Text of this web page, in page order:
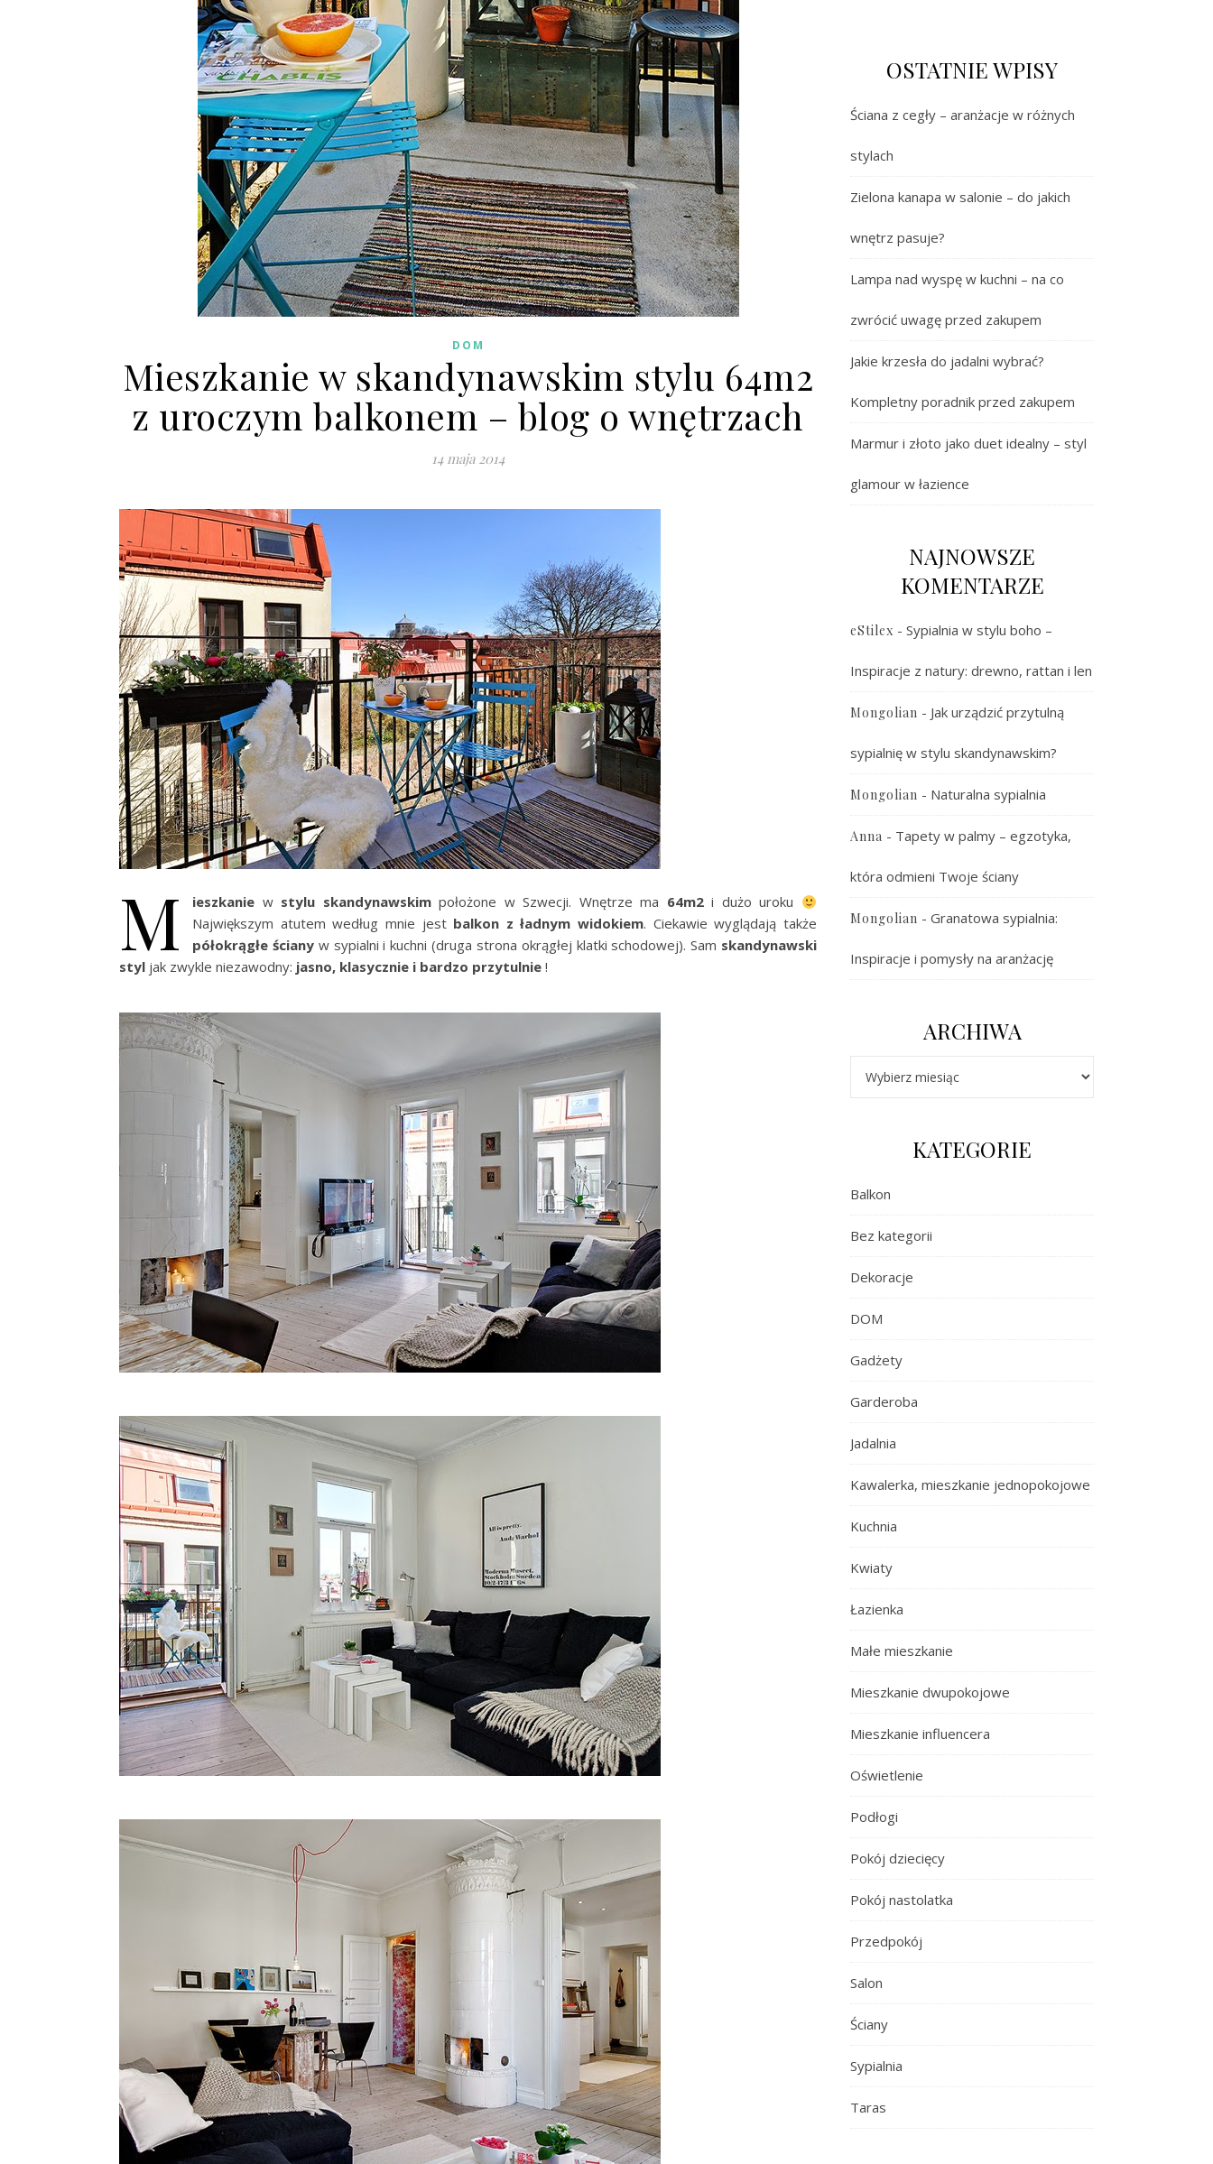
DOM
Mieszkanie w skandynawskim stylu 64m2
z uroczym balkonem – blog o wnętrzach
14 maja 2014
M ieszkanie w stylu skandynawskimpołożone w Szwecji. Wnętrze ma 64m2i dużo uroku
Największym atutem według mnie jest balkon z ładnym widokiem. Ciekawie wyglądają także
półokrągłe ścianyw sypialni i kuchni (druga strona okrągłej klatki schodowej). Sam skandynawski
styl jak zwykle niezawodny: jasno, klasycznie i bardzo przytulnie !
OSTATNIE WPISY
Ściana z cegły – aranżacje w różnych
stylach
Zielona kanapa w salonie – do jakich
wnętrz pasuje?
Lampa nad wyspę w kuchni – na co
zwrócić uwagę przed zakupem
Jakie krzesła do jadalni wybrać?
Kompletny poradnik przed zakupem
Marmur i złoto jako duet idealny – styl
glamour w łazience
NAJNOWSZE
KOMENTARZE
eStilex - Sypialnia w stylu boho –
Inspiracje z natury: drewno, rattan i len
Mongolian - Jak urządzić przytulną
sypialnię w stylu skandynawskim?
Mongolian - Naturalna sypialnia
Anna - Tapety w palmy – egzotyka,
która odmieni Twoje ściany
Mongolian - Granatowa sypialnia:
Inspiracje i pomysły na aranżację
ARCHIWA
KATEGORIE
Balkon
Bez kategorii
Dekoracje
DOM
Gadżety
Garderoba
Jadalnia
Kawalerka, mieszkanie jednopokojowe
Kuchnia
Kwiaty
Łazienka
Małe mieszkanie
Mieszkanie dwupokojowe
Mieszkanie influencera
Oświetlenie
Podłogi
Pokój dziecięcy
Pokój nastolatka
Przedpokój
Salon
Ściany
Sypialnia
Taras